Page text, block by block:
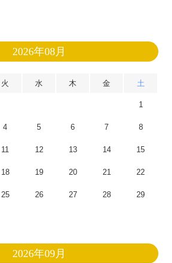
2026年08月
火 水 木 金 土
1
4 5 6 7 8
11 12 13 14 15
18 19 20 21 22
25 26 27 28 29
2026年09月